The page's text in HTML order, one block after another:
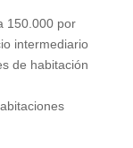
150.000 por
intermediario
de habitación